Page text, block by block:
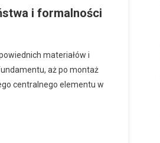
i formalności
materiałów i
aż po montaż
centralnego elementu w